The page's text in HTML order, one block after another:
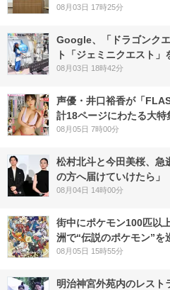
08月03日 17時25分
Google、「ドラゴンク
ト「ジェミニクエスト
08月03日 18時42分
声優・井口裕香が「
計18ページにわたる大特
08月05日 7時00分
松村北斗と今田美桜、急
の方へ届けていけたら」
08月04日 14時00分
街中にポケモン100匹以
洲で“伝説のポケモン”を
08月05日 15時55分
明治神宮外苑内のレスト